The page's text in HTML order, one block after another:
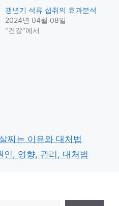
갱년기 석류 섭취의 효과분석
2024년 04월 08일
"건강"에서
찌는 이유와 대처법
인, 영향, 관리, 대처법